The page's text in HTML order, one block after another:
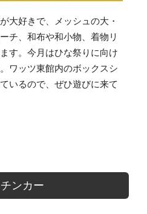
大好きで、メッシュの大・
チ、和布や和小物、着物リ
す。今月はひな祭りに向け
ワッツ東館内のボックスシ
いるので、ぜひ遊びに来て
ンカー